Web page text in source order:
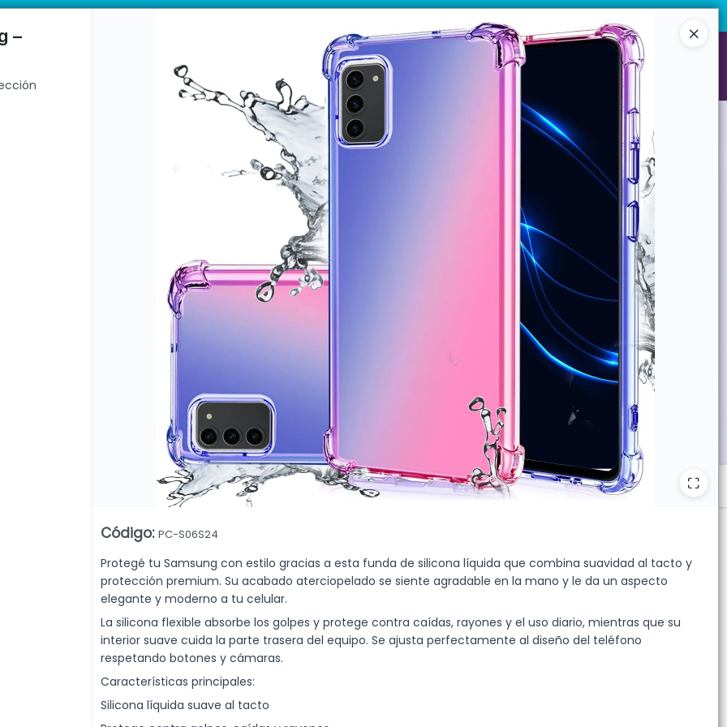
Dehuka. Venta mayorista desde 10 unidades.
–
Código: PC-S06S24
Protegé tu Samsung con estilo gracias a esta funda de silicona líquida que combina suavidad al tacto y
protección premium. Su acabado aterciopelado se siente agradable en la mano y le da un aspecto
elegante y moderno a tu celular.
La silicona flexible absorbe los golpes y protege contra caídas, rayones y el uso diario, mientras que su
interior suave cuida la parte trasera del equipo. Se ajusta perfectamente al diseño del teléfono
respetando botones y cámaras.
Características principales:
Silicona líquida suave al tacto
Ingresar a la Tienda
CÓMO COMPRAR
QUIÉNES SOMOS
Lista vacía